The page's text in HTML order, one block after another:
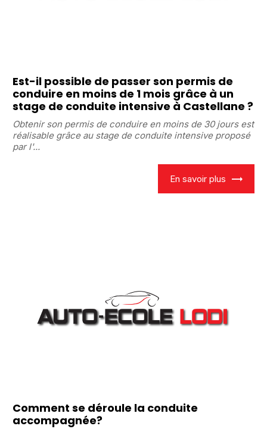
Est-il possible de passer son permis de
conduire en moins de 1 mois grâce à un
stage de conduite intensive à Castellane ?
Obtenir son permis de conduire en moins de 30 jours est
réalisable grâce au stage de conduite intensive proposé
par l'...
En savoir plus
Comment se déroule la conduite
accompagnée?